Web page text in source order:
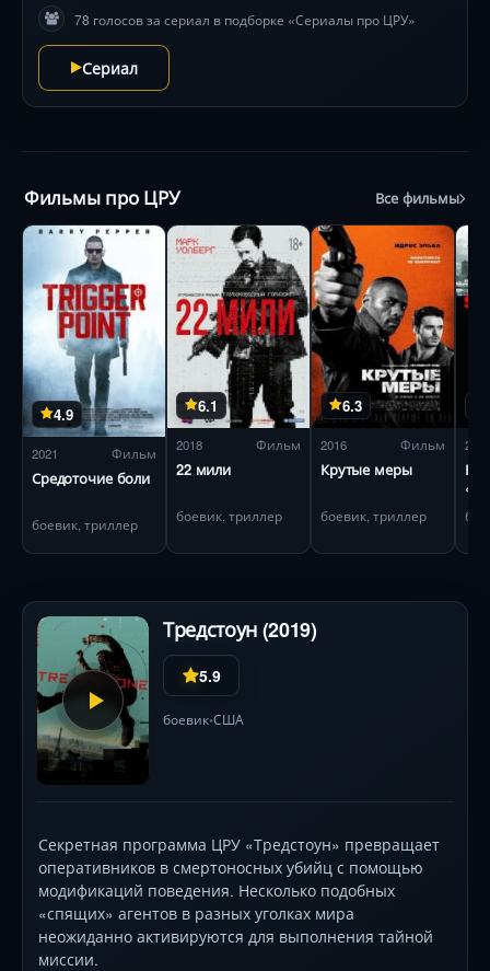
детективе, полном неожиданных поворотов и
интеллектуальных поединков. 368 символов
78 голосов за сериал в подборке «Сериалы про ЦРУ»
Сериал
Фильмы про ЦРУ Все фильмы
4.9
2021 Фильм
Средоточие боли
боевик, триллер
6.1
2018 Фильм
22 мили
боевик, триллер
6.3
2016 Фильм
Крутые меры
боевик, триллер
2012
Тредстоун (2019)
5.9
боевик•США
Секретная программа ЦРУ «Тредстоун» превращает
оперативников в смертоносных убийц с помощью
модификаций поведения. Несколько подобных
«спящих» агентов в разных уголках мира
неожиданно активируются для выполнения тайной
миссии.